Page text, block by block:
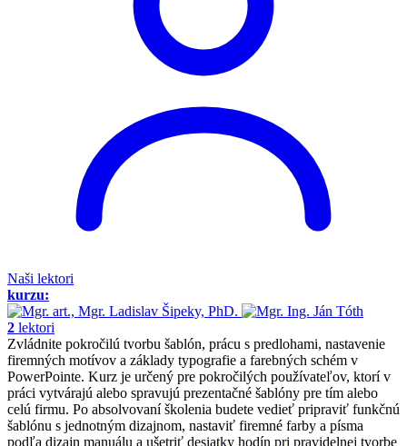
Naši lektori
kurzu:
2 lektori
Zvládnite pokročilú tvorbu šablón, prácu s predlohami, nastavenie
firemných motívov a základy typografie a farebných schém v
PowerPointe. Kurz je určený pre pokročilých používateľov, ktorí v
práci vytvárajú alebo spravujú prezentačné šablóny pre tím alebo
celú firmu. Po absolvovaní školenia budete vedieť pripraviť funkčnú
šablónu s jednotným dizajnom, nastaviť firemné farby a písma
podľa dizajn manuálu a ušetriť desiatky hodín pri pravidelnej tvorbe